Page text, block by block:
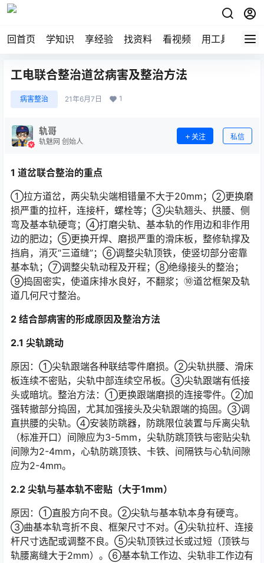
回首页 学知识 享经验 找资料 看视频 用工具 论技
工电联合整治道岔病害及整治方法
病害整治 21年6月7日 1
轨哥
轨魅网 创始人
关注 私信
1 道岔联合整治的重点
①拉方道岔，两尖轨尖端相错量不大于20mm；②更换磨
损严重的拉杆，连接杆，螺栓等；③尖轨翘头、拱腰、侧
弯及基本轨硬弯；④打磨尖轨、基本轨的作用边和非作用
边的肥边；⑤更换开焊、磨损严重的滑床板，整修轨撑及
挡肩，消灭“三道缝”；⑥调整尖轨顶铁，使竖切部分密靠
基本轨；⑦调整尖轨动程及开程；⑧绝缘接头的整治；
⑨捣固密实，使道床排水良好，不翻浆；⑩道岔框架及轨
道几何尺寸整治。󠅅󠅃󠄵󠅂󠄪󠇖󠆨󠆨󠇕󠆞󠆒󠅬󠇘󠆭󠆘󠇙󠆝󠅵󠇗󠆭󠆁󠄐󠇗󠅹󠅸󠇖󠆍󠅳󠇖󠅹󠅰󠇖󠆌󠅹
2 结合部病害的形成原因及整治方法
2.1 尖轨跳动
原因：①尖轨跟端各种联结零件磨损。②尖轨拱腰、滑床
板连续不密贴，尖轨中部连续空吊板。③尖轨跟端有低接
头或暗坑。整治方法：①更换跟端磨损的连接零件。②加
强转撤部分捣固，尤其加强接头及尖轨跟端的捣固。③调
直拱腰的尖轨。④安装防跳器，防跳限位装置与斥离尖轨
（标准开口）间隙应为3-5mm，尖轨防跳顶铁与密贴尖轨
间隙为2-4mm，心轨防跳顶铁、卡铁、间隔铁与心轨间隙
应为2-4mm。󠅅󠅃󠄵󠅂󠄪󠇖󠆨󠆨󠇕󠆞󠆒󠅬󠇘󠆭󠆘󠇙󠆝󠅵󠇗󠆭󠆁󠄐󠇗󠅹󠅸󠇖󠆍󠅳󠇖󠅹󠅰󠇖󠆌󠅹
2.2 尖轨与基本轨不密贴（大于1mm）
原因：①直股方向不良。②尖轨与基本轨本身有硬弯。
③曲基本轨弯折不良、框架尺寸不对。④尖轨拉杆、连接
杆尺寸选配或调整不良。⑤尖轨顶铁过长或过短（顶铁与
轨腰离缝大于2mm）。⑥基本轨工作边、尖轨非工作边有